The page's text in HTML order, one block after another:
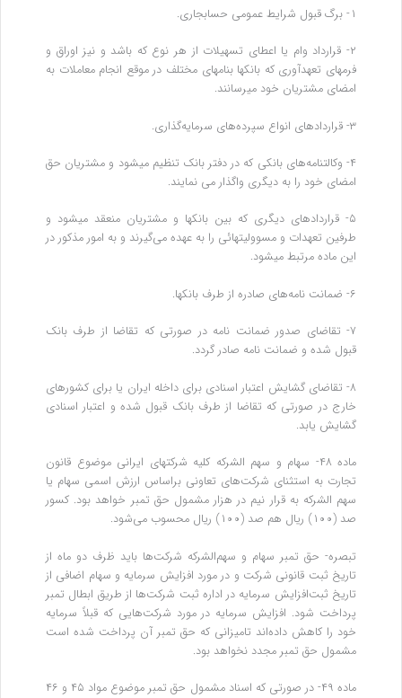
۱- برگ قبول شرایط عمومی حسابجاری.
۲- قرارداد وام یا اعطای تسهیلات از هر نوع که باشد و نیز اوراق و
فرمهای تعهدآوری که بانکها بنامهای مختلف در موقع انجام معاملات به
امضای مشتریان خود میرسانند.
۳- قراردادهای انواع سپرده‌های سرمایه‌گذاری.
۴- وکالتنامه‌های بانکی که در دفتر بانک تنظیم میشود و مشتریان حق
امضای خود را به دیگری واگذار می‌ نمایند.
۵- قراردادهای دیگری که بین بانکها و مشتریان منعقد میشود و
طرفین تعهدات و مسوولیتهائی را به عهده می‌گیرند و به امور مذکور در
این‌ ماده مرتبط میشود.
۶- ضمانت نامه‌های صادره از طرف بانکها.
۷- تقاضای صدور ضمانت نامه در صورتی که تقاضا از طرف بانک
قبول شده و ضمانت نامه صادر گردد.
۸- تقاضای گشایش اعتبار اسنادی برای داخله ایران یا برای کشورهای
خارج در صورتی که تقاضا از طرف بانک قبول شده و اعتبار اسنادی
‌گشایش یابد.
ماده ۴۸- سهام و سهم الشرکه کلیه شرکتهای ایرانی موضوع قانون
تجارت به استثنای شرکت‌های تعاونی براساس ارزش اسمی سهام یا
سهم الشرکه به ‌قرار نیم در هزار مشمول حق تمبر خواهد بود. کسور
صد (۱۰۰) ریال هم صد (۱۰۰) ریال محسوب می‌شود.
تبصره- حق تمبر سهام و سهم‌الشرکه شرکت‌ها باید ظرف دو ماه از
تاریخ ثبت قانونی شرکت و در مورد افزایش سرمایه و سهام اضافی از
تاریخ ثبت‌افزایش سرمایه در اداره ثبت شرکت‌ها از طریق ابطال تمبر
پرداخت شود. افزایش سرمایه در مورد شرکت‌هایی که قبلاً سرمایه
خود را کاهش داده‌اند تا‌میزانی که حق تمبر آن پرداخت شده است
مشمول حق تمبر مجدد نخواهد بود.
ماده ۴۹- در صورتی که اسناد مشمول حق تمبر موضوع مواد ۴۵ و ۴۶